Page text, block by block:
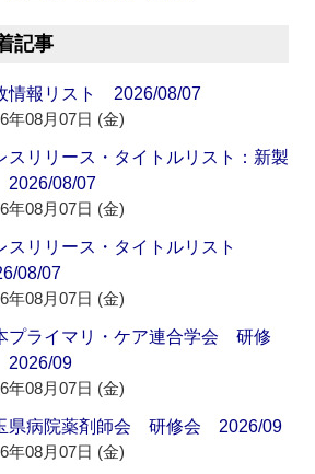
記事
情報リスト 2026/08/07
年08月07日 (金)
スリリース・タイトルリスト：新製
08/07
年08月07日 (金)
スリリース・タイトルリスト
08/07
年08月07日 (金)
プライマリ・ケア連合学会 研修
09
年08月07日 (金)
県病院薬剤師会 研修会 2026/09
年08月07日 (金)